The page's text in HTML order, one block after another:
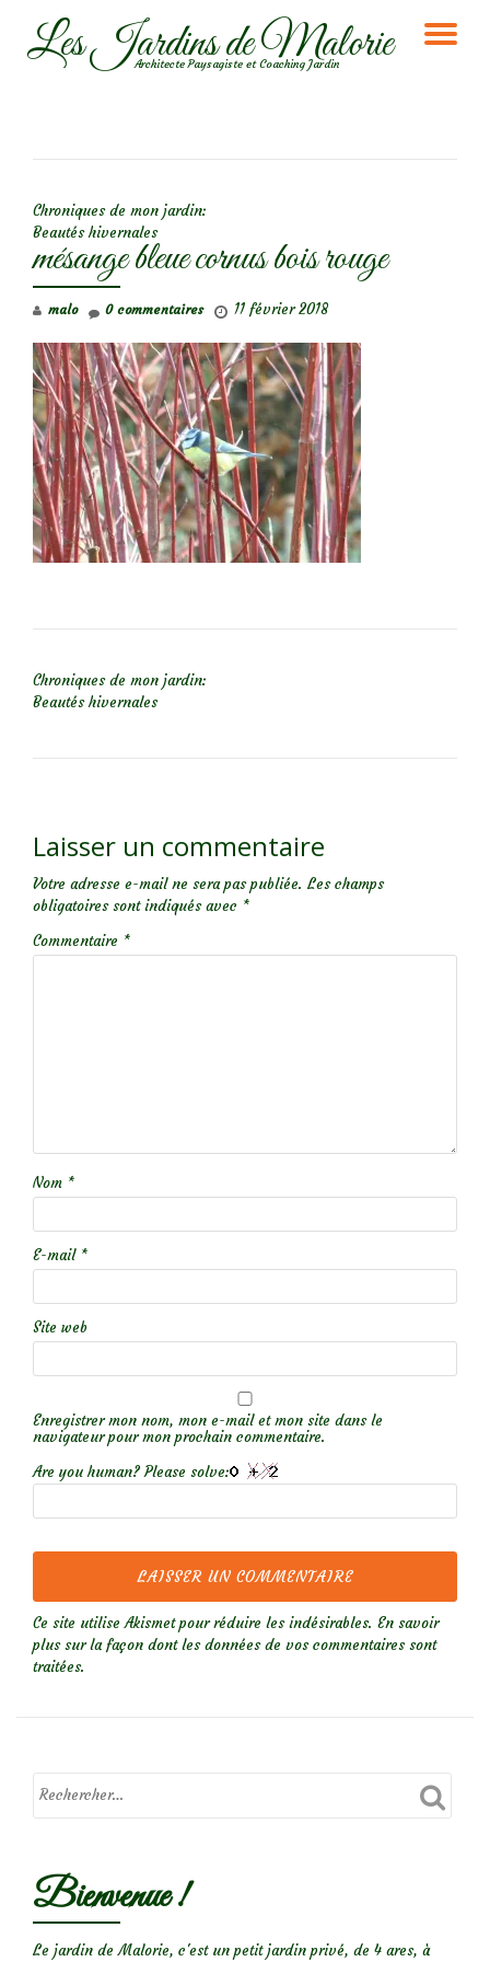
AllerLes Jardins de Malorie
Architecte Paysagiste et Coaching Jardin
Chroniques de mon jardin:
Beautés hivernales
mésange bleue cornus bois rouge
malo 11 février 2018
0 commentaires
Chroniques de mon jardin:
Beautés hivernales
Laisser un commentaire
Votre adresse e-mail ne sera pas publiée. Les champs
obligatoires sont indiqués avec *
Commentaire *
Nom *
E-mail *
Site web
Enregistrer mon nom, mon e-mail et mon site dans le
navigateur pour mon prochain commentaire.
Are you human? Please solve:
Ce site utilise Akismet pour réduire les indésirables. En savoir
plus sur la façon dont les données de vos commentaires sont
traitées.
Bienvenue !
Le jardin de Malorie, c'est un petit jardin privé, de 4 ares, à